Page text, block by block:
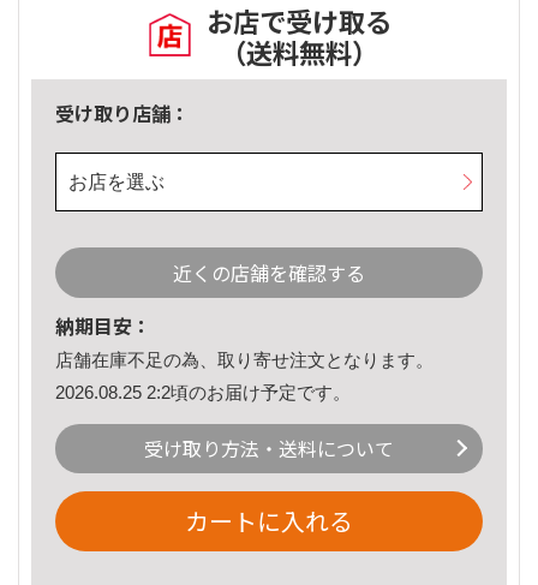
お店で受け取る
（送料無料）
受け取り店舗：
お店を選ぶ
近くの店舗を確認する
納期目安：
店舗在庫不足の為、取り寄せ注文となります。
2026.08.25 2:2頃のお届け予定です。
受け取り方法・送料について
カートに入れる